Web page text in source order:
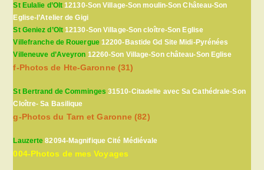
St Eulalie d’Olt 12130-Son Village-Son moulin-Son Château-Son
Eglise-l’Atelier de Gigi
St Geniez d’Olt12130-Son Village-Son cloître-Son Eglise
Villefranche de Rouergue12200-Bastide Gd Site Midi-Pyrénées
Villeneuve d’Aveyron 12260-Son Village-Son château-Son Eglise
f-Photos de Hte-Garonne (31)
St Bertrand de Comminges 31510-Citadelle avec Sa Cathédrale-Son
Cloître- Sa Basilique
g-Photos du Tarn et Garonne (82)
Lauzerte 82094-Magnifique Cité Médiévale
004-Photos de mes Voyages